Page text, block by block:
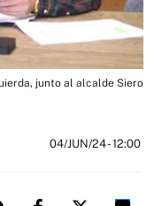
junto al alcalde Siero
04/JUN/24- 12:00